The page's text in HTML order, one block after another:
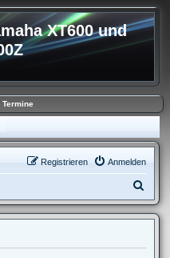
XT600 und
Termine
Anmelden
Registrieren
u